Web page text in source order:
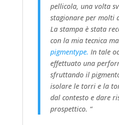
pellicola, una volta
stagionare per molti
La stampa è stata
con la mia tecnica
pigmentype. In tale
effettuato una
sfruttando il
isolare le torri e la
dal contesto e dare
prospettico. “